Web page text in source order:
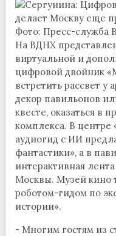
Фото: Пресс-служба
На ВДНХ
виртуальной и
цифровой двойник
встретить рассвет у
декор павильонов
квесте, оказаться в
комплекса. В центре
аудиогид с ИИ
фантастики», а в
интерактивная
Москвы. Музей кино
роботом-гидом по
истории».
- Многим гостям из